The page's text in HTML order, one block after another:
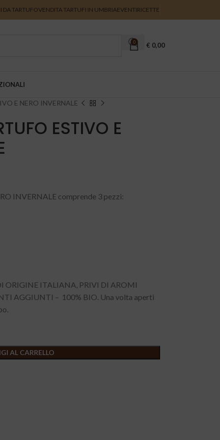
DA TARTUFOVENDITA TARTUFI IN UMBRIAEVENTIRICETTE
0 € 0,00
E NERO INVERNALE
ESTIVO E
INVERNALE comprende 3 pezzi:
ORIGINE ITALIANA, PRIVI DI AROMI
AGGIUNTI – 100% BIO. Una volta aperti
AL CARRELLO